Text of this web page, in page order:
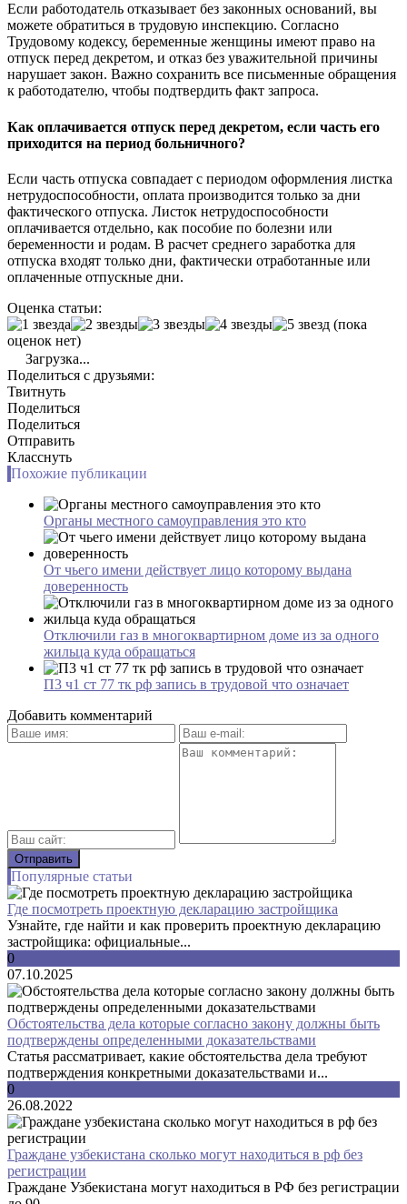
Если работодатель отказывает без законных оснований, вы
можете обратиться в трудовую инспекцию. Согласно
Трудовому кодексу, беременные женщины имеют право на
отпуск перед декретом, и отказ без уважительной причины
нарушает закон. Важно сохранить все письменные обращения
к работодателю, чтобы подтвердить факт запроса.
Как оплачивается отпуск перед декретом, если часть его
приходится на период больничного?
Если часть отпуска совпадает с периодом оформления листка
нетрудоспособности, оплата производится только за дни
фактического отпуска. Листок нетрудоспособности
оплачивается отдельно, как пособие по болезни или
беременности и родам. В расчет среднего заработка для
отпуска входят только дни, фактически отработанные или
оплаченные отпускные дни.
Оценка статьи:
(пока
оценок нет)
Загрузка...
Поделиться с друзьями:
Твитнуть
Поделиться
Поделиться
Отправить
Класснуть
Похожие публикации
Органы местного самоуправления это кто
От чьего имени действует лицо которому выдана
доверенность
Отключили газ в многоквартирном доме из за одного
жильца куда обращаться
П3 ч1 ст 77 тк рф запись в трудовой что означает
Добавить комментарий
Популярные статьи
Где посмотреть проектную декларацию застройщика
Узнайте, где найти и как проверить проектную декларацию
застройщика: официальные...
0
07.10.2025
Обстоятельства дела которые согласно закону должны быть
подтверждены определенными доказательствами
Статья рассматривает, какие обстоятельства дела требуют
подтверждения конкретными доказательствами и...
0
26.08.2022
Граждане узбекистана сколько могут находиться в рф без
регистрации
Граждане Узбекистана могут находиться в РФ без регистрации